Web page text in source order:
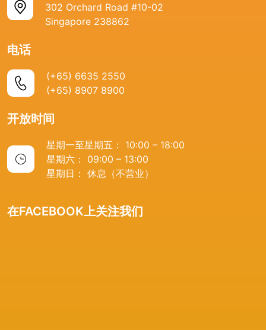
302 Orchard Road #10-02
Singapore 238862
电话
(+65) 6635 2550
(+65) 8907 8900
开放时间
星期一至星期五： 10:00 – 18:00
星期六： 09:00 – 13:00
星期日： 休息（不营业）
在FACEBOOK上关注我们